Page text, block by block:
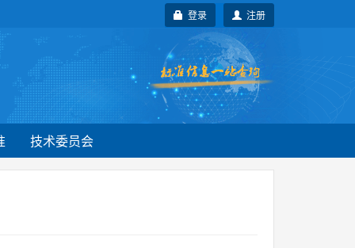
注册
登录
技术委员会